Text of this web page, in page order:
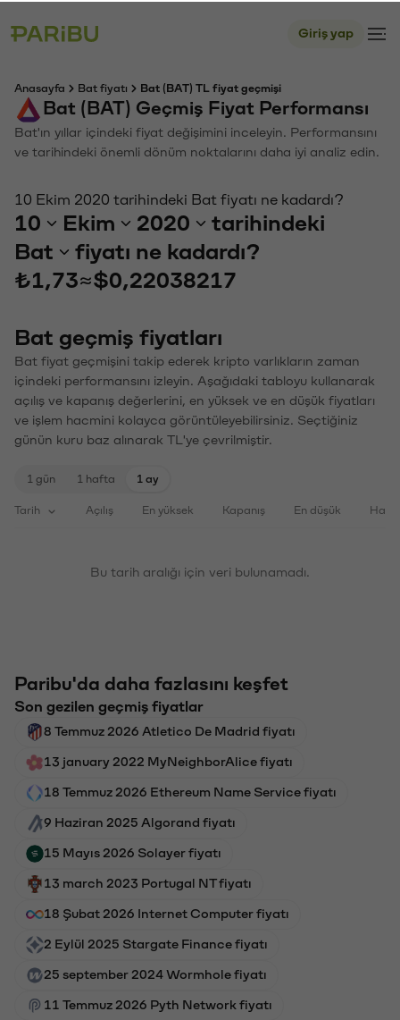
Giriş yap
Anasayfa Bat fiyatı Bat (BAT) TL fiyat geçmişi
Bat (BAT) Geçmiş Fiyat Performansı
Bat'ın yıllar içindeki fiyat değişimini inceleyin. Performansını
ve tarihindeki önemli dönüm noktalarını daha iyi analiz edin.
10 Ekim 2020 tarihindeki Bat fiyatı ne kadardı?
10 Ekim 2020
tarihindeki
Bat
fiyatı ne kadardı?
₺1,73≈$0,22038217
Bat geçmiş fiyatları
Bat fiyat geçmişini takip ederek kripto varlıkların zaman
içindeki performansını izleyin. Aşağıdaki tabloyu kullanarak
açılış ve kapanış değerlerini, en yüksek ve en düşük fiyatları
ve işlem hacmini kolayca görüntüleyebilirsiniz. Seçtiğiniz
günün kuru baz alınarak TL'ye çevrilmiştir.
1 gün 1 hafta 1 ay
Tarih Açılış En yüksek Kapanış En düşük
Bu tarih aralığı için veri bulunamadı.
Paribu'da daha fazlasını keşfet
Son gezilen geçmiş fiyatlar
8 Temmuz 2026 Atletico De Madrid fiyatı
13 january 2022 MyNeighborAlice fiyatı
18 Temmuz 2026 Ethereum Name Service fiyatı
9 Haziran 2025 Algorand fiyatı
15 Mayıs 2026 Solayer fiyatı
13 march 2023 Portugal NT fiyatı
18 Şubat 2026 Internet Computer fiyatı
2 Eylül 2025 Stargate Finance fiyatı
25 september 2024 Wormhole fiyatı
11 Temmuz 2026 Pyth Network fiyatı